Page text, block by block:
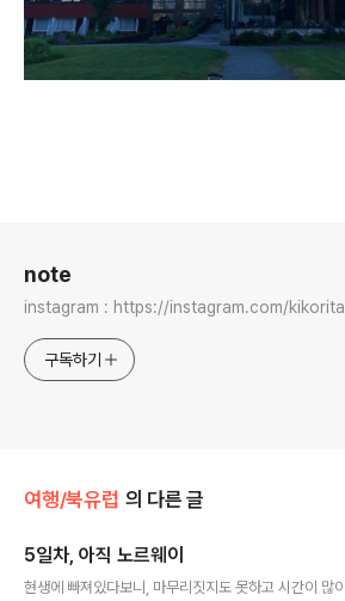
note
instagram : https://instagram.com/kikorita_
구독하기
여행/북유럽 의 다른 글
5일차, 아직 노르웨이
현생에 빠져있다보니, 마무리짓지도 못하고 시간이 많이